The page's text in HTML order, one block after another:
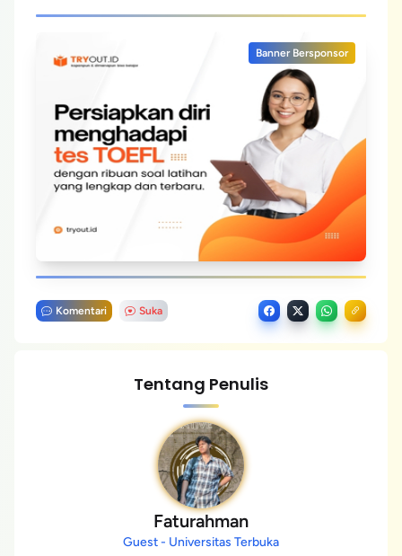
Banner Bersponsor
Komentari Suka
Tentang Penulis
Faturahman
Guest - Universitas Terbuka